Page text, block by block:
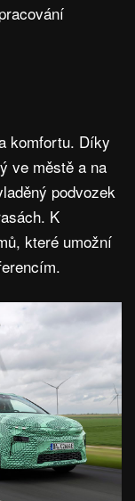
komfortu. Díky
ve městě a na
podvozek
K
které umožní